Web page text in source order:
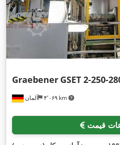
آلمان ۴٬۰۶۹ km
Graebener GSET 2-250-
قیمت